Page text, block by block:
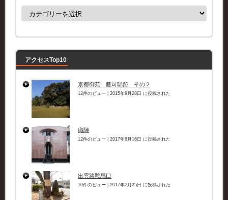
カ
ー
アクセスTop10
京都御苑 鷹司邸跡 その２
12件のビュー 2015年9月28日 に投稿された
織陣
12件のビュー 2017年8月16日 に投稿された
出雲路鞍馬口
10件のビュー 2017年2月25日 に投稿された